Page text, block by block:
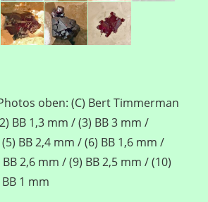
oben: (C) Bert Timmerman
BB 1,3 mm / (3) BB 3 mm /
BB 2,4 mm / (6) BB 1,6 mm /
2,6 mm / (9) BB 2,5 mm / (10)
1 mm